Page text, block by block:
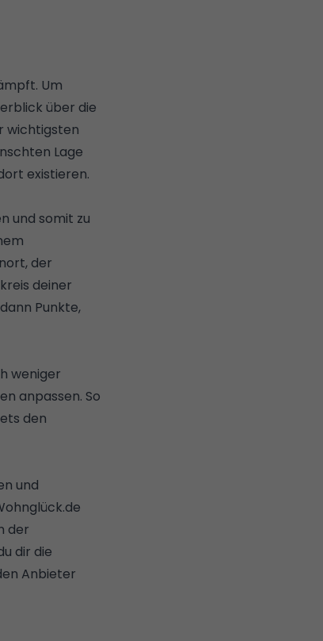
Um
über die
wichtigsten
Lage
existieren.
und somit zu
der
deiner
Punkte,
weniger
anpassen. So
den
und
der
dir die
Anbieter